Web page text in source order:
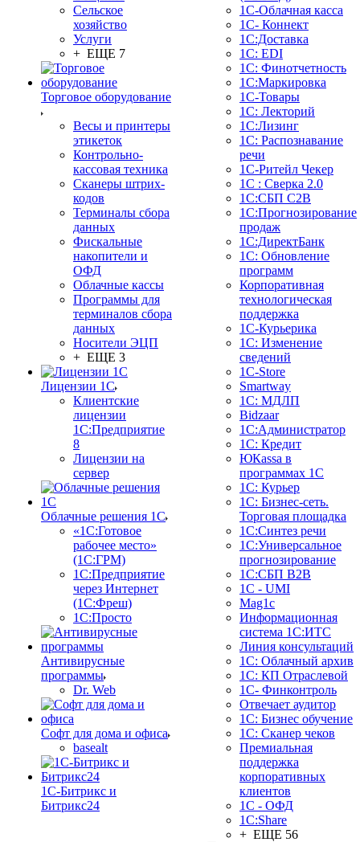
Сельское
хозяйство
Услуги
+ ЕЩЕ 7
Торговое оборудование
Весы и принтеры
этикеток
Контрольно-
кассовая техника
Сканеры штрих-
кодов
Терминалы сбора
данных
Фискальные
накопители и
ОФД
Облачные кассы
Программы для
терминалов сбора
данных
Носители ЭЦП
+ ЕЩЕ 3
Лицензии 1С
Клиентские
лицензии
1С:Предприятие
8
Лицензии на
сервер
Облачные решения 1С
«1C:Готовое
рабочее место»
(1С:ГРМ)
1С:Предприятие
через Интернет
(1С:Фреш)
1С:Просто
Антивирусные
программы
Dr. Web
Софт для дома и офиса
basealt
1С-Битрикс и
Битрикс24
1С-Облачная касса
1С- Коннект
1С:Доставка
1С: EDI
1С: Финотчетность
1С:Маркировка
1С-Товары
1С: Лекторий
1С:Лизинг
1С: Распознавание
речи
1C-Ритейл Чекер
1С : Сверка 2.0
1С:СБП C2B
1С:Прогнозирование
продаж
1С:ДиректБанк
1С: Обновление
программ
Корпоративная
технологическая
поддержка
1С-Курьерика
1С: Изменение
сведений
1C-Store
Smartway
1С: МДЛП
Bidzaar
1С:Администратор
1С: Кредит
ЮКаssа в
программах 1С
1С: Курьер
1С: Бизнес-сеть.
Торговая площадка
1С:Синтез речи
1С:Универсальное
прогнозирование
1С:СБП B2B
1C - UMI
Mag1c
Информационная
система 1С:ИТС
Линия консультаций
1С: Облачный архив
1С: КП Отраслевой
1С- Финконтроль
Отвечает аудитор
1С: Бизнес обучение
1С: Сканер чеков
Премиальная
поддержка
корпоративных
клиентов
1С - ОФД
1С:Share
+ ЕЩЕ 56